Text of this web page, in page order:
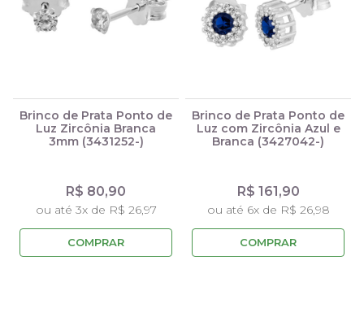
Brinco de Prata Ponto de
Luz Zircônia Branca
3mm (3431252-)
R$ 80,90
ou até 3x de R$ 26,97
COMPRAR
Brinco de Prata Ponto de
Luz com Zircônia Azul e
Branca (3427042-)
R$ 161,90
ou até 6x de R$ 26,98
COMPRAR